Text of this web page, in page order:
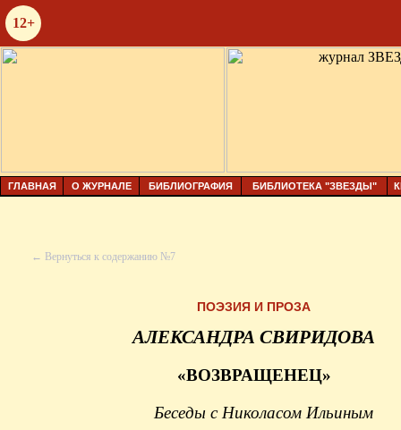
12+
ГЛАВНАЯ О ЖУРНАЛЕ БИБЛИОГРАФИЯ БИБЛИОТЕКА "ЗВЕЗДЫ"
← Вернуться к содержанию №7
ПОЭЗИЯ И ПРОЗА
АЛЕКСАНДРА СВИРИДОВА
«ВОЗВРАЩЕНЕЦ»
Беседы с Николасом Ильиным